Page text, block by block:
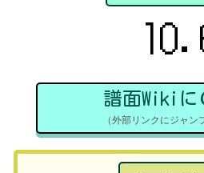
譜面Wikiに
（外部リンクにジャン